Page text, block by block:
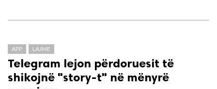
APP LAJME
Telegram lejon përdoruesit të
shikojnë "story-t" në mënyrë